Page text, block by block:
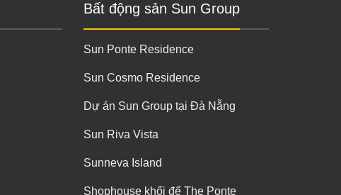
Bất động sản Sun Group
Sun Ponte Residence
Sun Cosmo Residence
Dự án Sun Group tại Đà Nẵng
Sun Riva Vista
Sunneva Island
Shophouse khối đế The Ponte